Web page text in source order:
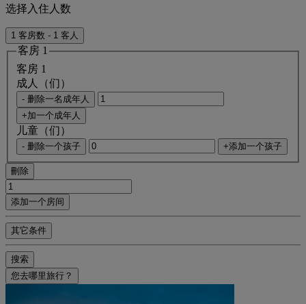
选择入住人数
1 客房数 - 1 客人
客房 1
客房 1
成人（们）
- 删除一名成年人
+加一个成年人
儿童（们）
- 删除一个孩子 +添加一个孩子
刪除
添加一个房间
其它条件
搜索
您去哪里旅行？